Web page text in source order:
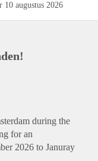
10 augustus 2026
during the
for an
2026 to Januray